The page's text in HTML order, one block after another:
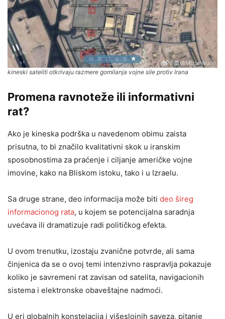
kineski sateliti otkrivaju razmere gomilanja vojne sile protiv Irana
Promena ravnoteže ili informativni
rat?
Ako je kineska podrška u navedenom obimu zaista
prisutna, to bi značilo kvalitativni skok u iranskim
sposobnostima za praćenje i ciljanje američke vojne
imovine, kako na Bliskom istoku, tako i u Izraelu.
Sa druge strane, deo informacija može biti deo šireg
informacionog rata, u kojem se potencijalna saradnja
uvećava ili dramatizuje radi političkog efekta.
U ovom trenutku, izostaju zvanične potvrde, ali sama
činjenica da se o ovoj temi intenzivno raspravlja pokazuje
koliko je savremeni rat zavisan od satelita, navigacionih
sistema i elektronske obaveštajne nadmoći.
U eri globalnih konstelacija i višeslojnih saveza, pitanje